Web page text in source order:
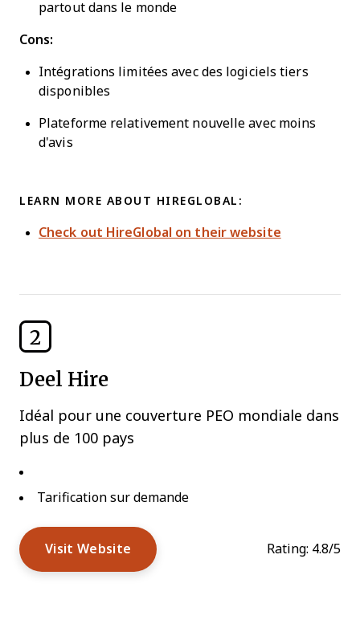
partout dans le monde
Cons:
Intégrations limitées avec des logiciels tiers
disponibles
Plateforme relativement nouvelle avec moins
d'avis
LEARN MORE ABOUT HIREGLOBAL:
Check out HireGlobal on their website
2
Deel Hire
Idéal pour une couverture PEO mondiale dans
plus de 100 pays
Tarification sur demande
Visit Website Rating: 4.8/5